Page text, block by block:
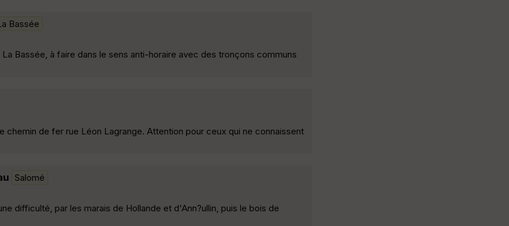
Bassée
Bassée, à faire dans le sens anti-horaire avec des tronçons communs
chemin de fer rue Léon Lagrange. Attention pour ceux qui ne connaissent
Salomé
difficulté, par les marais de Hollande et d'Ann?ullin, puis le bois de